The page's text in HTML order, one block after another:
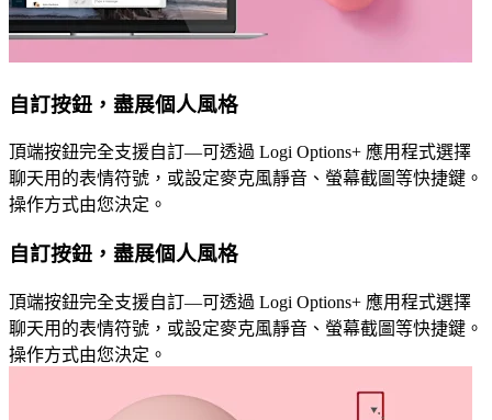
自訂按鈕，盡展個人風格
頂端按鈕完全支援自訂—可透過 Logi Options+ 應用程式選擇
聊天用的表情符號，或設定麥克風靜音、螢幕截圖等快捷鍵。
操作方式由您決定。
自訂按鈕，盡展個人風格
頂端按鈕完全支援自訂—可透過 Logi Options+ 應用程式選擇
聊天用的表情符號，或設定麥克風靜音、螢幕截圖等快捷鍵。
操作方式由您決定。